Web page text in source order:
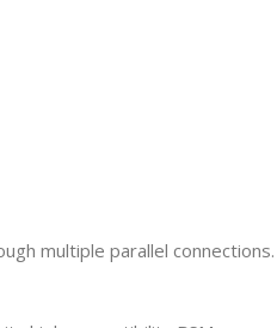
multiple parallel connections.